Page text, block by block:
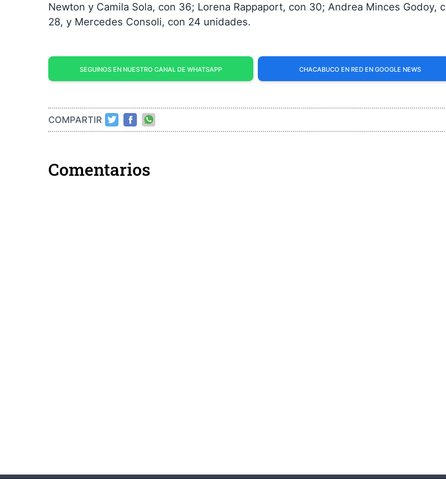
Newton y Camila Sola, con 36; Lorena Rappaport, con 30; Andrea Minces Godoy,
28, y Mercedes Consoli, con 24 unidades.
SEGUINOS EN NUESTRO CANAL DE WHATSAPP CHACABUCO EN RED EN GOOGLE NEWS
COMPARTIR
Comentarios